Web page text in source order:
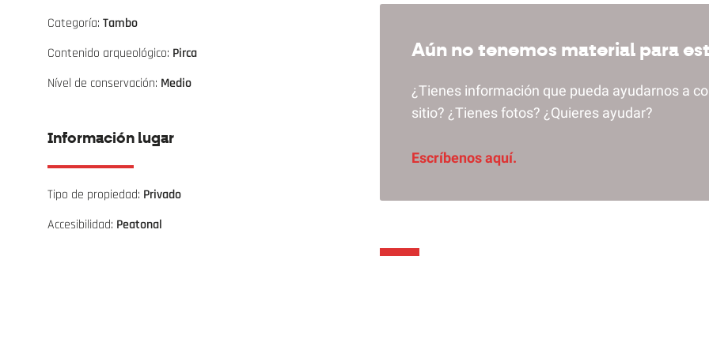
Categoría: Tambo
Contenido arqueológico: Pirca
Nível de conservación: Medio
Información lugar
Tipo de propiedad: Privado
Accesibilidad: Peatonal
Aún no tenemos material para
¿Tienes información que pueda ayudarnos a
sitio? ¿Tienes fotos? ¿Quieres ayudar?
Escríbenos aquí.